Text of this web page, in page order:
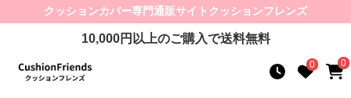
クッションカバー専門通販サイト クッションフレンズ
10,000円以上のご購入で送料無料
0 0